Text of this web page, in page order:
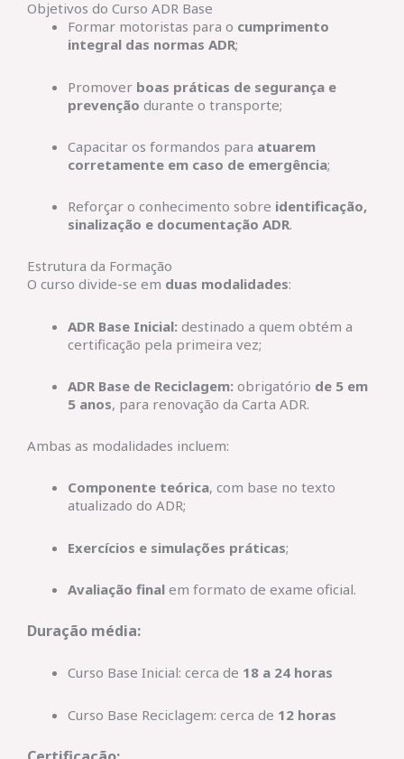
Objetivos do Curso ADR Base
Formar motoristas para o cumprimento
integral das normas ADR;
Promover boas práticas de segurança e
prevenção durante o transporte;
Capacitar os formandos para atuarem
corretamente em caso de emergência;
Reforçar o conhecimento sobre identificação,
sinalização e documentação ADR.
Estrutura da Formação
O curso divide-se em duas modalidades:
ADR Base Inicial: destinado a quem obtém a
certificação pela primeira vez;
ADR Base de Reciclagem: obrigatório de 5 em
5 anos, para renovação da Carta ADR.
Ambas as modalidades incluem:
Componente teórica, com base no texto
atualizado do ADR;
Exercícios e simulações práticas;
Avaliação final em formato de exame oficial.
Duração média:
Curso Base Inicial: cerca de 18 a 24 horas
Curso Base Reciclagem: cerca de 12 horas